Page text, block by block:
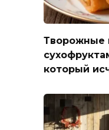
Творожные
который